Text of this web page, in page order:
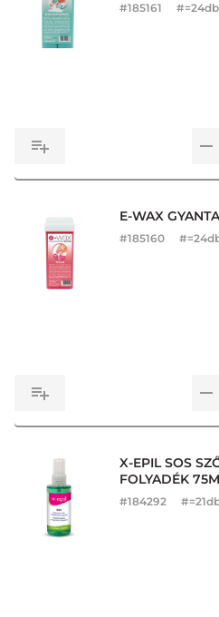
#185161
E-WAX
#185160
X-EPIL SOS
FOLYADÉK
#184292